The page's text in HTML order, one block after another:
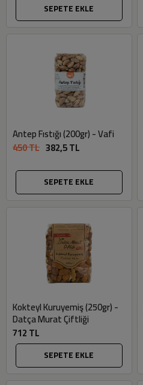
SEPETE EKLE
Antep Fıstığı (200gr) - Vafi
450 TL 382,5 TL
SEPETE EKLE
Kokteyl Kuruyemiş (250gr) -
Datça Murat Çiftliği
712 TL
SEPETE EKLE